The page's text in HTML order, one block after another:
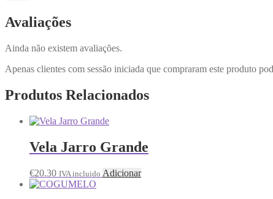
Avaliações
Ainda não existem avaliações.
Apenas clientes com sessão iniciada que compraram este produto
Produtos Relacionados
Vela Jarro Grande
€20.30 IVA incluido Adicionar